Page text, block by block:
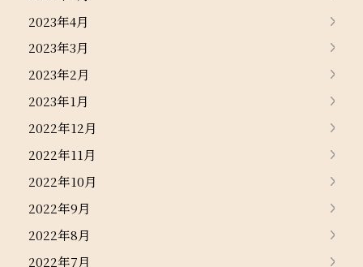
2023年4月
2023年3月
2023年2月
2023年1月
2022年12月
2022年11月
2022年10月
2022年9月
2022年8月
2022年7月